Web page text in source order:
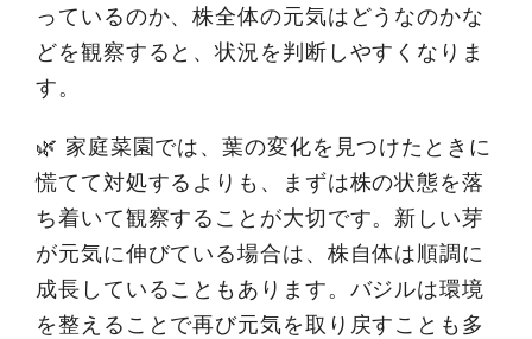
っているのか、株全体の元気はどうなのかな
どを観察すると、状況を判断しやすくなりま
す。
🌿 家庭菜園では、葉の変化を見つけたときに
慌てて対処するよりも、まずは株の状態を落
ち着いて観察することが大切です。新しい芽
が元気に伸びている場合は、株自体は順調に
成長していることもあります。バジルは環境
を整えることで再び元気を取り戻すことも多